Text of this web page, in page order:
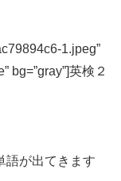
1.jpeg”
bg=”gray”]英検２
語が出てきます